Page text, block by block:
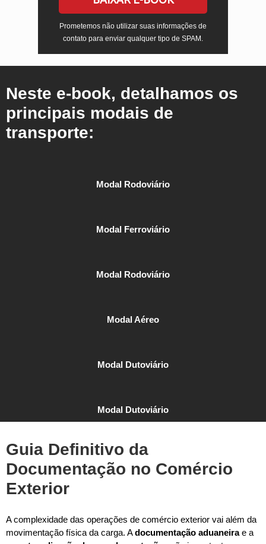
Prometemos não utilizar suas informações de
contato para enviar qualquer tipo de SPAM.
Neste e-book, detalhamos os
principais modais de
transporte:
Modal Rodoviário
Modal Ferroviário
Modal Rodoviário
Modal Aéreo
Modal Dutoviário
Modal Dutoviário
Guia Definitivo da
Documentação no Comércio
Exterior
A complexidade das operações de comércio exterior vai além da
movimentação física da carga. Adocumentação aduaneirae a